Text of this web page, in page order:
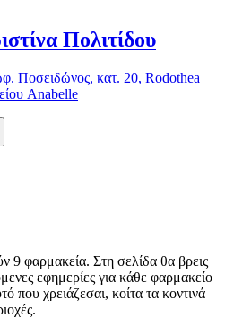
Πολιτίδου
Ποσειδώνος, κατ. 20, Rodothea
Anabelle
9 φαρμακεία. Στη σελίδα θα βρεις
εφημερίες για κάθε φαρμακείο
που χρειάζεσαι, κοίτα τα κοντινά